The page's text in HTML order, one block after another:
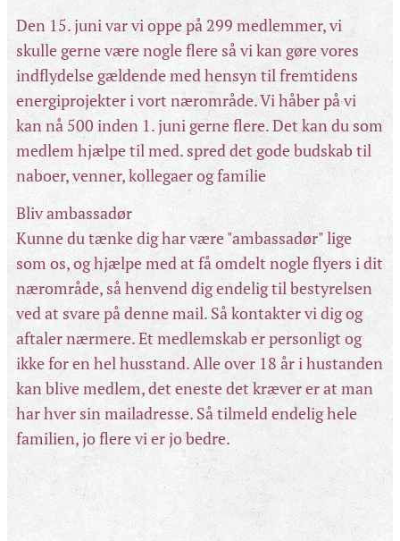
Den 15. juni var vi oppe på 299 medlemmer, vi
skulle gerne være nogle flere så vi kan gøre vores
indflydelse gældende med hensyn til fremtidens
energiprojekter i vort nærområde. Vi håber på vi
kan nå 500 inden 1. juni gerne flere. Det kan du som
medlem hjælpe til med. spred det gode budskab til
naboer, venner, kollegaer og familie
Bliv ambassadør
Kunne du tænke dig har være "ambassadør" lige
som os, og hjælpe med at få omdelt nogle flyers i dit
nærområde, så henvend dig endelig til bestyrelsen
ved at svare på denne mail. Så kontakter vi dig og
aftaler nærmere. Et medlemskab er personligt og
ikke for en hel husstand. Alle over 18 år i hustanden
kan blive medlem, det eneste det kræver er at man
har hver sin mailadresse. Så tilmeld endelig hele
familien, jo flere vi er jo bedre.